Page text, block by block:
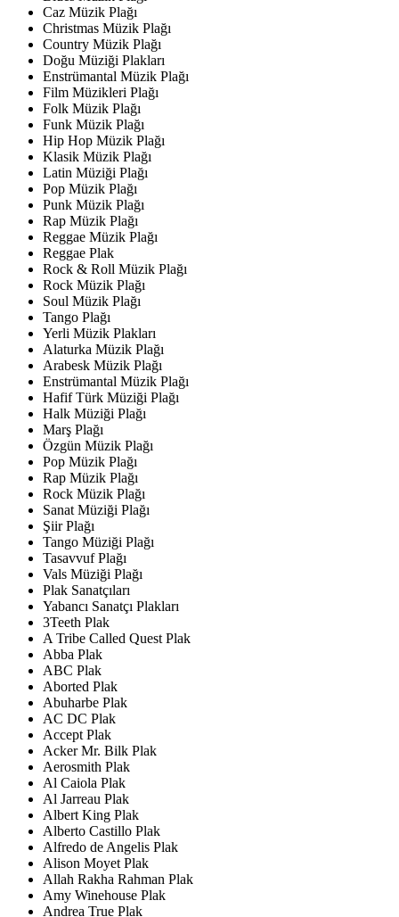
Caz Müzik Plağı
Christmas Müzik Plağı
Country Müzik Plağı
Doğu Müziği Plakları
Enstrümantal Müzik Plağı
Film Müzikleri Plağı
Folk Müzik Plağı
Funk Müzik Plağı
Hip Hop Müzik Plağı
Klasik Müzik Plağı
Latin Müziği Plağı
Pop Müzik Plağı
Punk Müzik Plağı
Rap Müzik Plağı
Reggae Müzik Plağı
Reggae Plak
Rock & Roll Müzik Plağı
Rock Müzik Plağı
Soul Müzik Plağı
Tango Plağı
Yerli Müzik Plakları
Alaturka Müzik Plağı
Arabesk Müzik Plağı
Enstrümantal Müzik Plağı
Hafif Türk Müziği Plağı
Halk Müziği Plağı
Marş Plağı
Özgün Müzik Plağı
Pop Müzik Plağı
Rap Müzik Plağı
Rock Müzik Plağı
Sanat Müziği Plağı
Şiir Plağı
Tango Müziği Plağı
Tasavvuf Plağı
Vals Müziği Plağı
Plak Sanatçıları
Yabancı Sanatçı Plakları
3Teeth Plak
A Tribe Called Quest Plak
Abba Plak
ABC Plak
Aborted Plak
Abuharbe Plak
AC DC Plak
Accept Plak
Acker Mr. Bilk Plak
Aerosmith Plak
Al Caiola Plak
Al Jarreau Plak
Albert King Plak
Alberto Castillo Plak
Alfredo de Angelis Plak
Alison Moyet Plak
Allah Rakha Rahman Plak
Amy Winehouse Plak
Andrea True Plak